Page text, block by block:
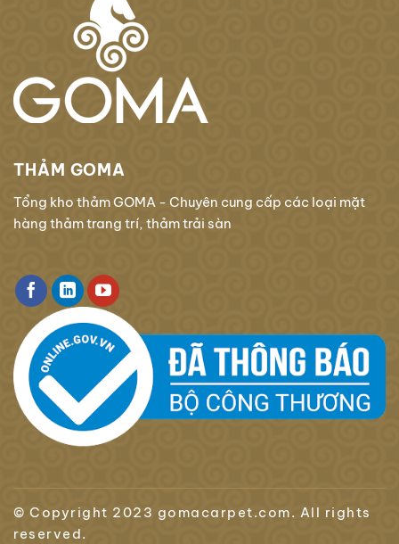
THẢM GOMA
Tổng kho thảm GOMA - Chuyên cung cấp các loại mặt
hàng thảm trang trí, thảm trải sàn
© Copyright 2023 gomacarpet.com. All rights
reserved.